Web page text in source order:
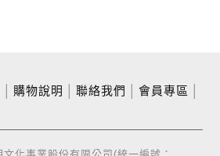
購物說明 聯絡我們 會員專區